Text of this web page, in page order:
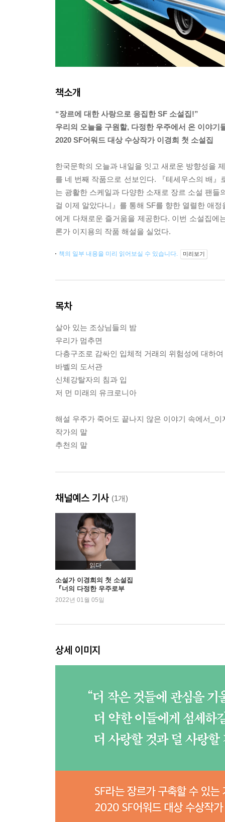
책소개
“장르에 대한 사랑으로 응집한 SF 소설집!”
우리의 오늘을 구원할, 다정한 우주에서 온 이야기
2020 SF어워드 대상 수상작가 이경희 첫 소설집
한국문학의 오늘과 내일을 잇고 새로운 방향성을
를 네 번째 작품으로 선보인다. 『테세우스의 배
는 광활한 스케일과 다양한 소재로 장르 소설 팬
걸 이제 알았다니』를 통해 SF를 향한 열렬한 애
에게 다채로운 즐거움을 제공한다. 이번 소설집
론가 이지용의 작품 해설을 실었다.
책의 일부 내용을 미리 읽어보실 수 있습니다. 미리보기
목차
살아 있는 조상님들의 밤
우리가 멈추면
다층구조로 감싸인 입체적 거래의 위험성에 대하여
바벨의 도서관
신체강탈자의 침과 입
저 먼 미래의 유크로니아
해설 우주가 죽어도 끝나지 않은 이야기 속에서_이
작가의 말
추천의 말
채널예스 기사 (1개)
읽다
소설가 이경희의 첫 소설집
『너의 다정한 우주로부
터』 인터뷰
2022년 01월 05일
상세 이미지